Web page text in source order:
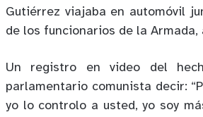
Gutiérrez viajaba en automóvil
de los funcionarios de la
Un registro en video del
parlamentario comunista decir:
yo lo controlo a usted, yo soy